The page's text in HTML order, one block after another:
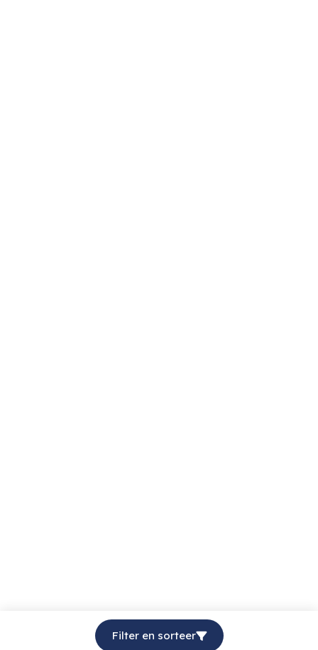
Filter en sorteer